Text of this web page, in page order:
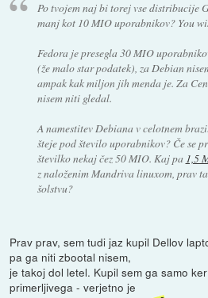
Po tvojem naj bi torej vse distribucije
manj kot 10 MIO uporabnikov? You
Fedora je presegla 30 MIO
(že malo star podatek), za Debian
ampak kak miljon jih menda je. Za
nisem niti gledal.
A namestitev Debiana v celotnem
šteje pod število uporabnikov? Če se
številko nekaj čez 50 MIO. Kaj pa 1,5
z naloženim Mandriva linuxom, prav
šolstvu?
Prav prav, sem tudi jaz kupil Dellov
pa ga niti zbootal nisem,
je takoj dol letel. Kupil sem ga samo
primerljivega - verjetno je